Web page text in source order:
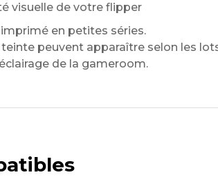
visuelle de votre flipper
en petites séries.
peuvent apparaître selon les
de la gameroom.